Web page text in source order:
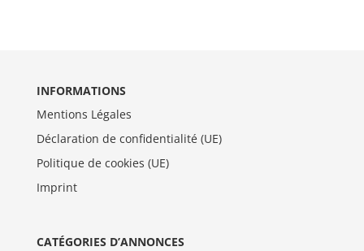
INFORMATIONS
Mentions Légales
Déclaration de confidentialité (UE)
Politique de cookies (UE)
Imprint
CATÉGORIES D’ANNONCES